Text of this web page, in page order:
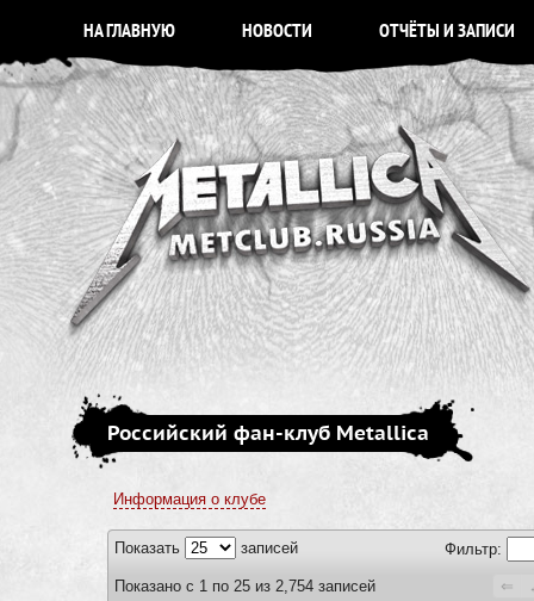
НА ГЛАВНУЮ НОВОСТИ ОТЧЁТЫ И ЗАПИСИ
Российский фан-клуб Metallica
Информация о клубе
Показать записей Фильтр:
Показано с 1 по 25 из 2,754 записей ⇐